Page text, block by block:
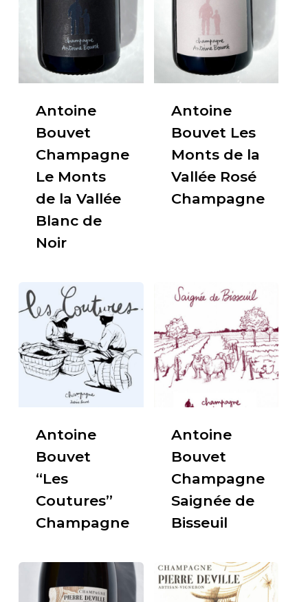
Antoine
Bouvet
Champagne
Le Monts
de la Vallée
Blanc de
Noir
Antoine
Bouvet Les
Monts de la
Vallée Rosé
Champagne
Antoine
Bouvet
“Les
Coutures”
Champagne
Antoine
Bouvet
Champagne
Saignée de
Bisseuil